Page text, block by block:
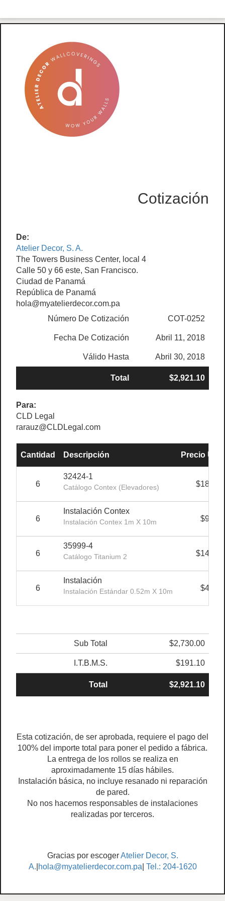
Cotización
De:
Atelier Decor, S. A.
The Towers Business Center, local 4
Calle 50 y 66 este, San Francisco.
Ciudad de Panamá
República de Panamá
hola@myatelierdecor.com.pa
Número De Cotización
COT-0252
Fecha De Cotización Abril 11, 2018
Válido Hasta Abril 30, 2018
Total $2,921.10
Para:
CLD Legal
rarauz@CLDLegal.com
Cantidad Descripción Precio Unit.
6
32424-1
Catálogo Contex (Elevadores) $180.00
6
Instalación Contex
Instalación Contex 1m X 10m $90.00
6
35999-4
Catálogo Titanium 2 $140.00
6
Instalación
Instalación Estándar 0.52m X 10m $45.00
Sub Total $2,730.00
I.T.B.M.S. $191.10
Total $2,921.10
Esta cotización, de ser aprobada, requiere el pago del
100% del importe total para poner el pedido a fábrica.
La entrega de los rollos se realiza en
aproximadamente 15 días hábiles.
Instalación básica, no incluye resanado ni reparación
de pared.
No nos hacemos responsables de instalaciones
realizadas por terceros.
Gracias por escogerAtelier Decor, S.
A. hola@myatelierdecor.com.pa Tel.: 204-1620